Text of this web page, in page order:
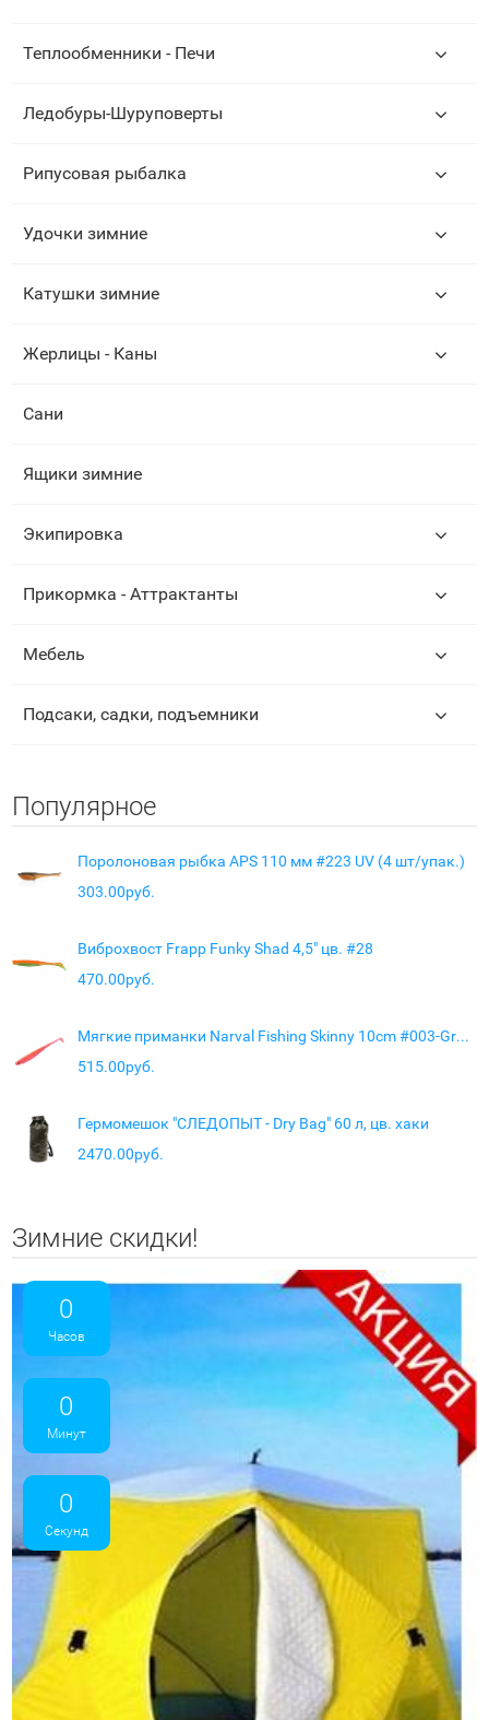
Теплообменники - Печи
Ледобуры-Шуруповерты
Рипусовая рыбалка
Удочки зимние
Катушки зимние
Жерлицы - Каны
Сани
Ящики зимние
Экипировка
Прикормка - Аттрактанты
Мебель
Подсаки, садки, подъемники
Популярное
Поролоновая рыбка APS 110 мм #223 UV (4 шт/упак.)
303.00руб.
Виброхвост Frapp Funky Shad 4,5" цв. #28
470.00руб.
Мягкие приманки Narval Fishing Skinny 10cm #003-Grape Violet
515.00руб.
Гермомешок "СЛЕДОПЫТ - Dry Bag" 60 л, цв. хаки
2470.00руб.
Зимние скидки!
0
Часов
0
Минут
0
Секунд